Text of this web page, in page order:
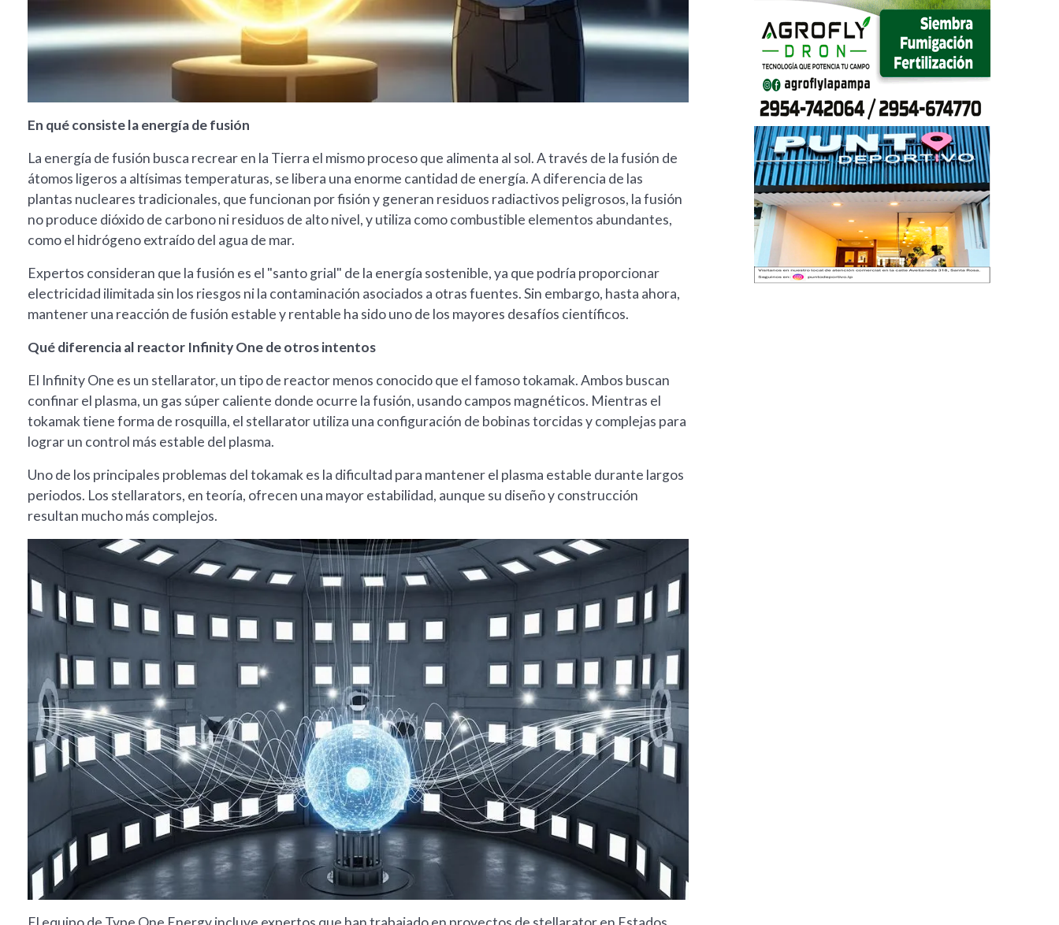
En qué consiste la energía de fusión
La energía de fusión busca recrear en la Tierra el mismo proceso que alimenta al sol. A través de la fusión de
átomos ligeros a altísimas temperaturas, se libera una enorme cantidad de energía. A diferencia de las
plantas nucleares tradicionales, que funcionan por fisión y generan residuos radiactivos peligrosos, la fusión
no produce dióxido de carbono ni residuos de alto nivel, y utiliza como combustible elementos abundantes,
como el hidrógeno extraído del agua de mar.
Expertos consideran que la fusión es el "santo grial" de la energía sostenible, ya que podría proporcionar
electricidad ilimitada sin los riesgos ni la contaminación asociados a otras fuentes. Sin embargo, hasta ahora,
mantener una reacción de fusión estable y rentable ha sido uno de los mayores desafíos científicos.
Qué diferencia al reactor Infinity One de otros intentos
El Infinity One es un stellarator, un tipo de reactor menos conocido que el famoso tokamak. Ambos buscan
confinar el plasma, un gas súper caliente donde ocurre la fusión, usando campos magnéticos. Mientras el
tokamak tiene forma de rosquilla, el stellarator utiliza una configuración de bobinas torcidas y complejas para
lograr un control más estable del plasma.
Uno de los principales problemas del tokamak es la dificultad para mantener el plasma estable durante largos
periodos. Los stellarators, en teoría, ofrecen una mayor estabilidad, aunque su diseño y construcción
resultan mucho más complejos.